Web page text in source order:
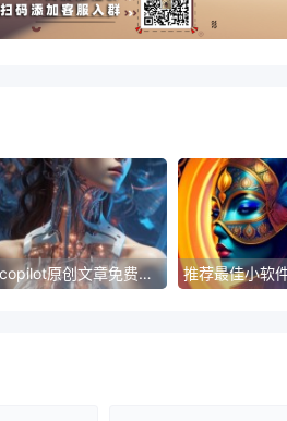
copilot原创文章免费工具排名-免费工具排名：优质工具集大全